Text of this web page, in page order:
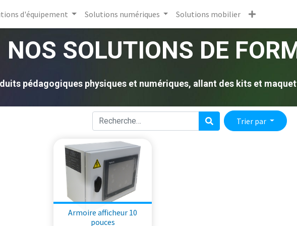
d'équipement Solutions numériques Solutions mobilier
NOS SOLUTIONS DE
pédagogiques physiques et numériques, allant des kits et
Trier par
Armoire afficheur 10
pouces